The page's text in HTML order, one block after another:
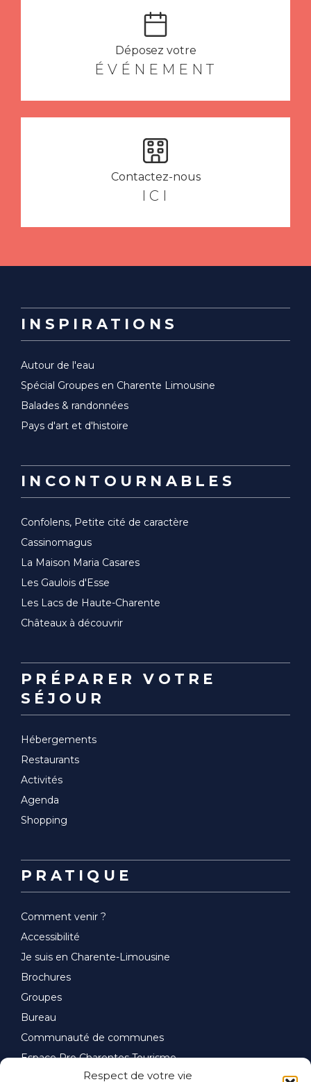
Respect de votre vie
Déposez votre
ÉVÉNEMENT
Contactez-nous
ICI
INSPIRATIONS
Autour de l'eau
Spécial Groupes en Charente Limousine
Balades & randonnées
Pays d'art et d'histoire
INCONTOURNABLES
Confolens, Petite cité de caractère
Cassinomagus
La Maison Maria Casares
Les Gaulois d'Esse
Les Lacs de Haute-Charente
Châteaux à découvrir
PRÉPARER VOTRE
SÉJOUR
Hébergements
Restaurants
Activités
Agenda
Shopping
PRATIQUE
Comment venir ?
Accessibilité
Je suis en Charente-Limousine
Brochures
Groupes
Bureau
Communauté de communes
Espace Pro Charentes Tourisme